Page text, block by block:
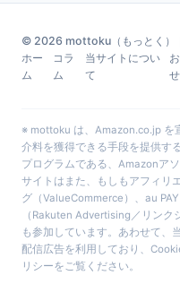
© 2026 mottoku（もっとく）
ホー
ム
コラ
ム
当サイトについ
て
せ
※ mottoku は、Amazon.co.jp を
介料を獲得できる手段を提供す
プログラムである、Amazonア
サイトはまた、もしもアフィリ
グ（ValueCommerce）、au
（Rakuten Advertising／リン
も参加しています。あわせて、
配信広告を利用しており、
リシーをご覧ください。